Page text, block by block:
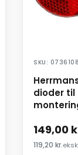
SKU: 0736108
dioder
149,00
119,20 kr.